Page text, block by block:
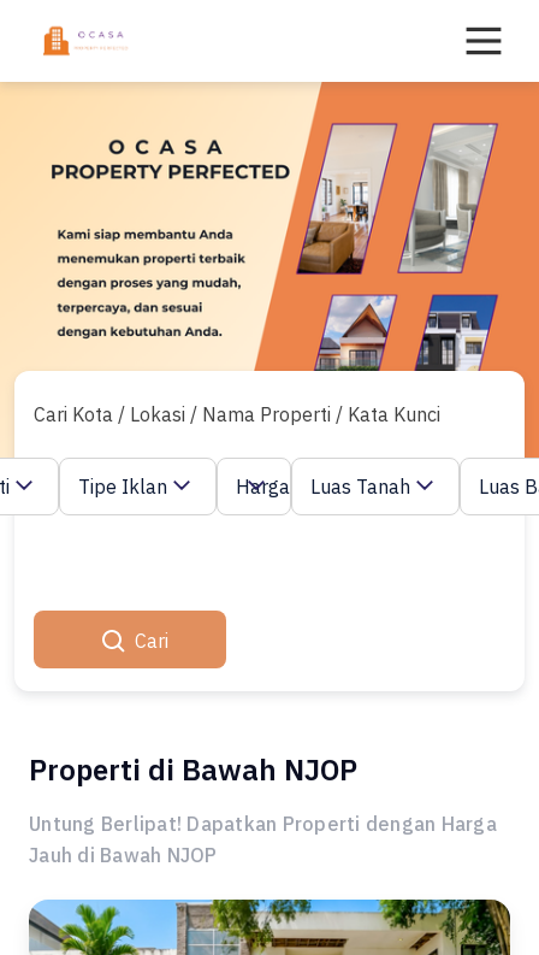
Cari Kota / Lokasi / Nama Properti / Kata Kunci
Tipe Iklan Harga Luas Tanah Luas
Cari
Properti di Bawah NJOP
Untung Berlipat! Dapatkan Properti dengan Harga
Jauh di Bawah NJOP